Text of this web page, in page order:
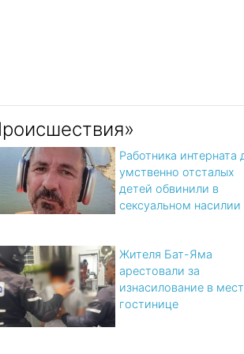
Работника интерната
умственно отсталых
детей обвинили в
сексуальном насилии
Жителя Бат-Яма
арестовали за
изнасилование в
гостинице